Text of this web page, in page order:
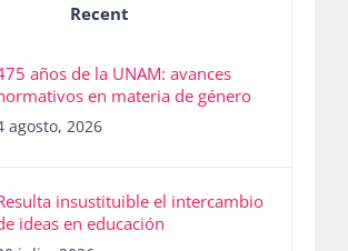
Recent
años de la UNAM: avances
en materia de género
agosto, 2026
insustituible el intercambio
ideas en educación